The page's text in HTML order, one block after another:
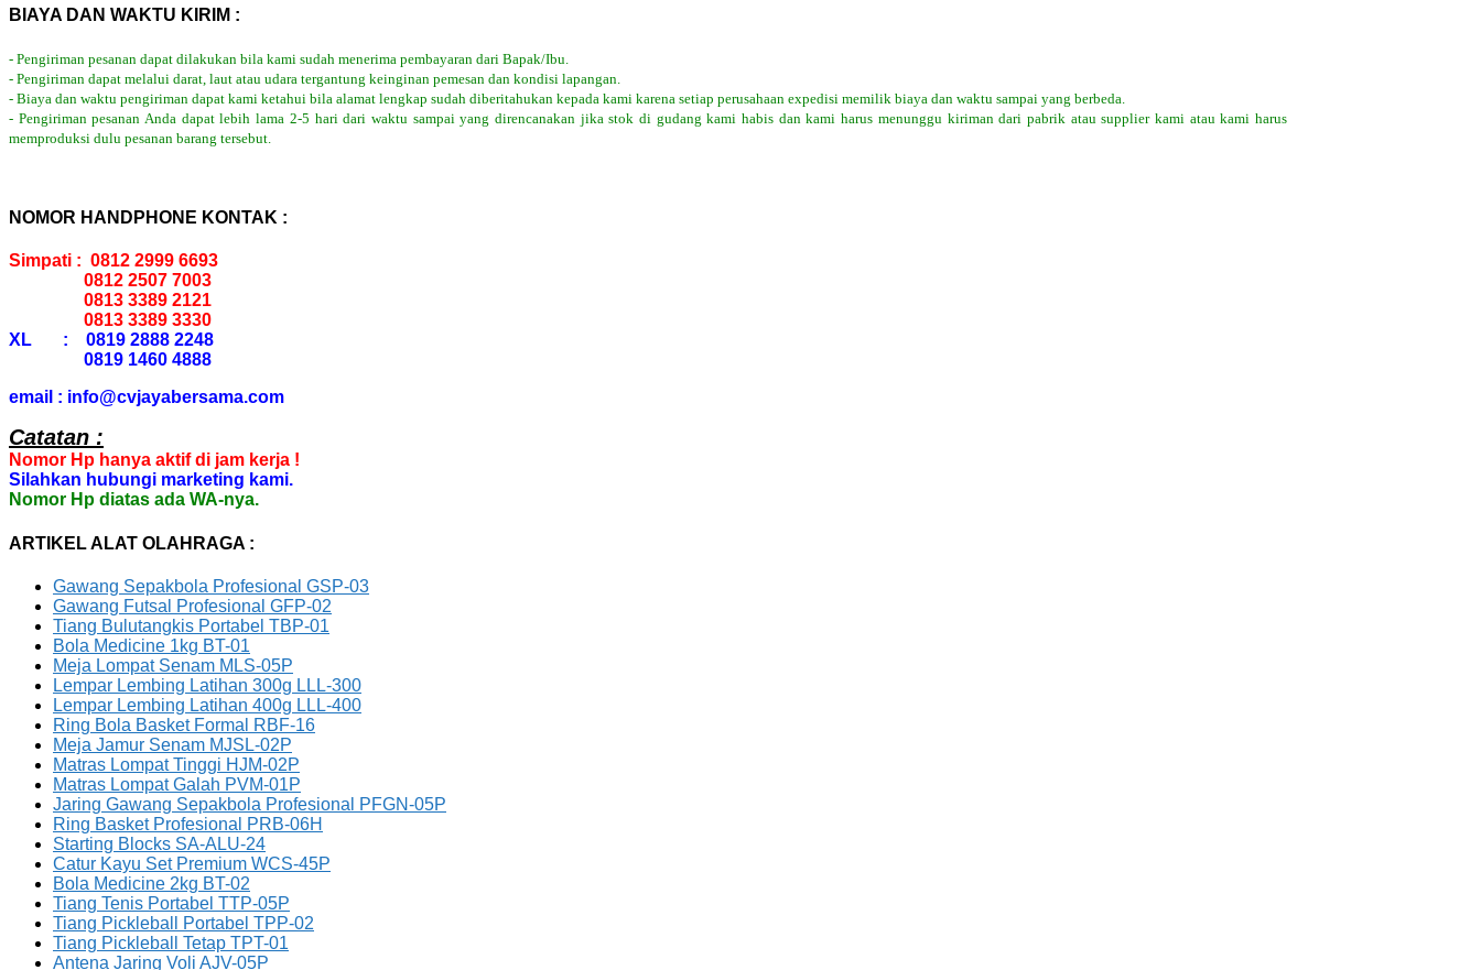
BIAYA DAN WAKTU KIRIM :
- Pengiriman pesanan dapat dilakukan bila kami sudah menerima pembayaran dari Bapak/Ibu.
- Pengiriman dapat melalui darat, laut atau udara tergantung keinginan pemesan dan kondisi lapangan.
- Biaya dan waktu pengiriman dapat kami ketahui bila alamat lengkap sudah diberitahukan kepada kami karena setiap perusahaan expedisi memilik biaya dan waktu sampai yang berbeda.
- Pengiriman pesanan Anda dapat lebih lama 2-5 hari dari waktu sampai yang direncanakan jika stok di gudang kami habis dan kami harus menunggu kiriman dari pabrik atau supplier kami atau kami harus
memproduksi dulu pesanan barang tersebut.
NOMOR HANDPHONE KONTAK :
Simpati : 0812 2999 6693
0812 2507 7003
0813 3389 2121
0813 3389 3330
XL : 0819 2888 2248
0819 1460 4888
email : info@cvjayabersama.com
Catatan :
Nomor Hp hanya aktif di jam kerja !
Silahkan hubungi marketing kami.
Nomor Hp diatas ada WA-nya.
ARTIKEL ALAT OLAHRAGA :
Gawang Sepakbola Profesional GSP-03
Gawang Futsal Profesional GFP-02
Tiang Bulutangkis Portabel TBP-01
Bola Medicine 1kg BT-01
Meja Lompat Senam MLS-05P
Lempar Lembing Latihan 300g LLL-300
Lempar Lembing Latihan 400g LLL-400
Ring Bola Basket Formal RBF-16
Meja Jamur Senam MJSL-02P
Matras Lompat Tinggi HJM-02P
Matras Lompat Galah PVM-01P
Jaring Gawang Sepakbola Profesional PFGN-05P
Ring Basket Profesional PRB-06H
Starting Blocks SA-ALU-24
Catur Kayu Set Premium WCS-45P
Bola Medicine 2kg BT-02
Tiang Tenis Portabel TTP-05P
Tiang Pickleball Portabel TPP-02
Tiang Pickleball Tetap TPT-01
Antena Jaring Voli AJV-05P